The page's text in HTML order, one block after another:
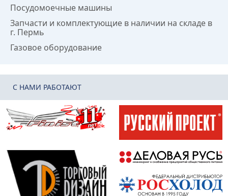
Посудомоечные машины
Запчасти и комплектующие в наличии на складе в
г. Пермь
Газовое оборудование
C НАМИ РАБОТАЮТ